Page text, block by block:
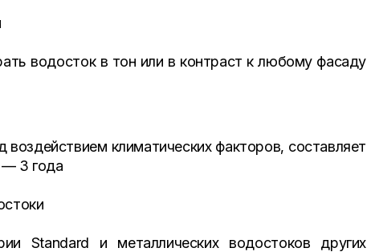
водосток в тон или в контраст к любому фасаду
климатических факторов, составляет
— 3 года
Standard и металлических водостоков других